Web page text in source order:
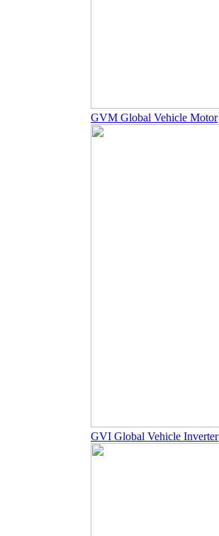
GVM Global Vehicle Motor
GVI Global Vehicle Inverter